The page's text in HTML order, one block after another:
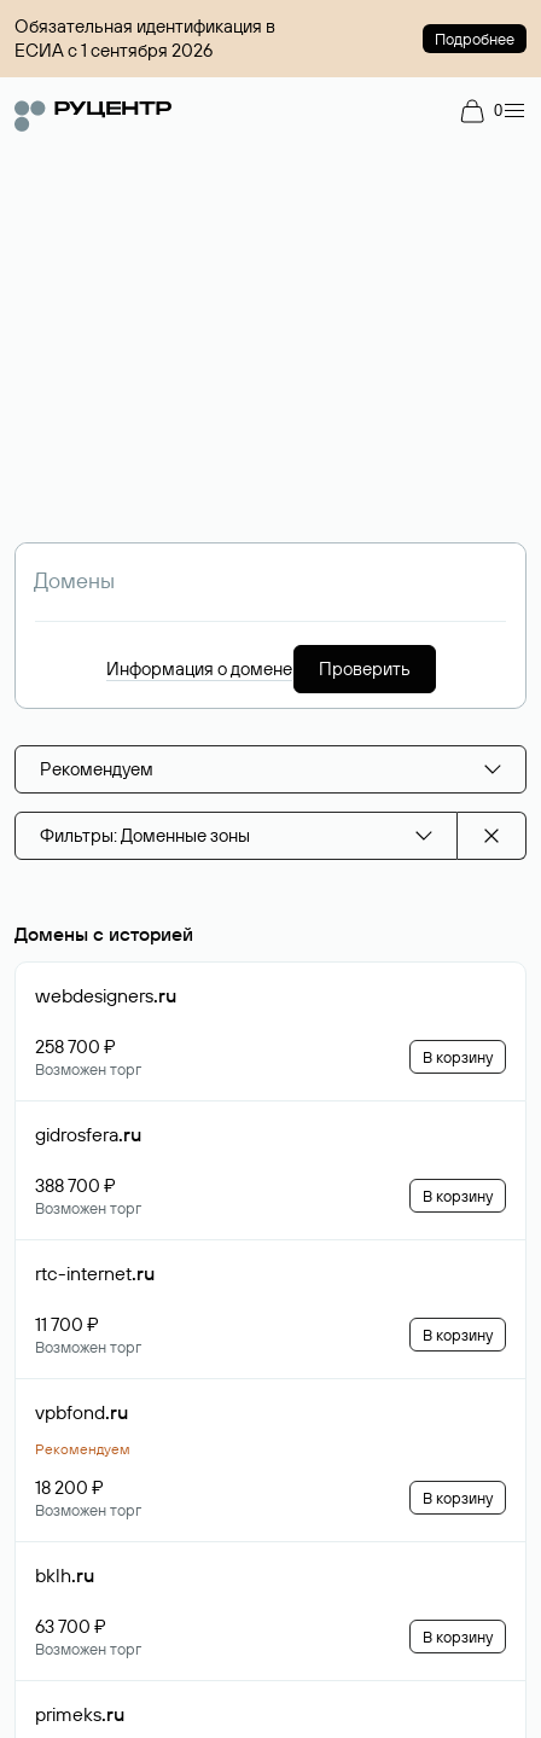
Обязательная идентификация в
ЕСИА с 1 сентября 2026
Подробнее
0
Информация о домене Проверить
Рекомендуем
Фильтры: Доменные зоны
Домены с историей
webdesigners.ru
258 700 ₽
Возможен торг
В корзину
gidrosfera.ru
388 700 ₽
Возможен торг
В корзину
rtc-internet.ru
11 700 ₽
Возможен торг
В корзину
vpbfond.ru
Рекомендуем
18 200 ₽
Возможен торг
В корзину
bklh.ru
63 700 ₽
Возможен торг
В корзину
primeks.ru